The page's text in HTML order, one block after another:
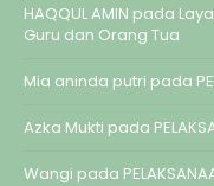
HAQQUL AMIN pada
Guru dan Orang Tua
Mia aninda putri pada
Azka Mukti pada
Wangi pada